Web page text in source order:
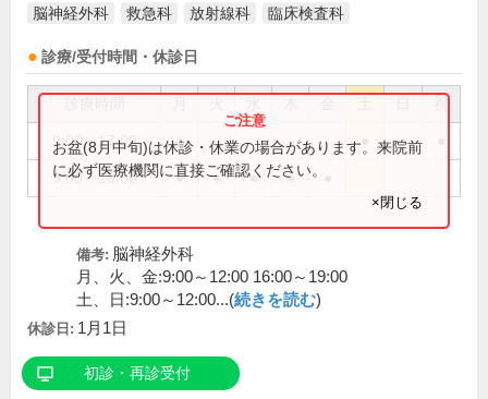
脳神経外科 救急科 放射線科 臨床検査科
診療/受付時間・休診日
9:00～17:00 ●
9:00～19:00 ● ● ● ●
お盆(8月中旬)は休診・休業の場合があります。来院前
に必ず医療機関に直接ご確認ください。
×閉じる
備考: 脳神経外科
月、火、金:9:00～12:00 16:00～19:00
土、日:9:00～12:00...(続きを読む)
休診日: 1月1日
初診・再診受付